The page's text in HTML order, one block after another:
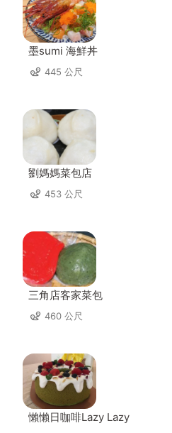
墨sumi 海鮮丼
445 公尺
劉媽媽菜包店
453 公尺
三角店客家菜包
460 公尺
懶懶日咖啡Lazy Lazy